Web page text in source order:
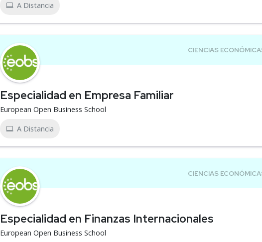
A Distancia
Especialidad en Empresa Familiar
European Open Business School
A Distancia
Especialidad en Finanzas Internacionales
European Open Business School